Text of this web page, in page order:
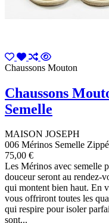
Chaussons Mouton
Chaussons
Semelle
MAISON JOSEPH
006 Mérinos Semelle Zippé
75,00 €
Les Mérinos avec semelle
douceur seront au rendez-
qui montent bien haut. En
vous offriront toutes les
qui respire pour isoler
sont...